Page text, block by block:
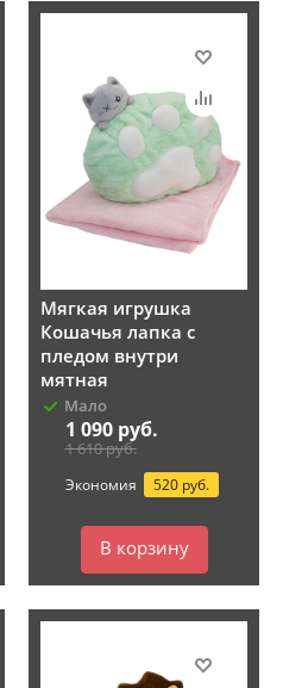
Мягкая игрушка
Кошачья лапка с
пледом внутри
мятная
Мало
1 090руб.
1 610руб.
Экономия 520 руб.
В корзину